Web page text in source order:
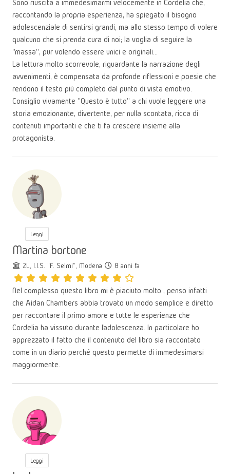
Sono riuscita a immedesimarmi velocemente in Cordelia che,
raccontando la propria esperienza, ha spiegato il bisogno
adolescenziale di sentirsi grandi, ma allo stesso tempo di volere
qualcuno che si prenda cura di noi; la voglia di seguire la
"massa", pur volendo essere unici e originali...
La lettura molto scorrevole, riguardante la narrazione degli
avvenimenti, è compensata da profonde riflessioni e poesie che
rendono il testo più completo dal punto di vista emotivo.
Consiglio vivamente "Questo è tutto" a chi vuole leggere una
storia emozionante, divertente, per nulla scontata, ricca di
contenuti importanti e che ti fa crescere insieme alla
protagonista.
Leggi
Martina bortone
2L, I.I.S. "F. Selmi", Modena 8 anni fa
Nel complesso questo libro mi è piaciuto molto , penso infatti
che Aidan Chambers abbia trovato un modo semplice e diretto
per raccontare il primo amore e tutte le esperienze che
Cordelia ha vissuto durante l’adolescenza. In particolare ho
apprezzato il fatto che il contenuto del libro sia raccontato
come in un diario perché questo permette di immedesimarsi
maggiormente.
Leggi